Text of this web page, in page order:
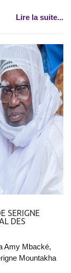
Lire la suite...
SERIGNE
DES
Amy Mbacké,
Mountakha